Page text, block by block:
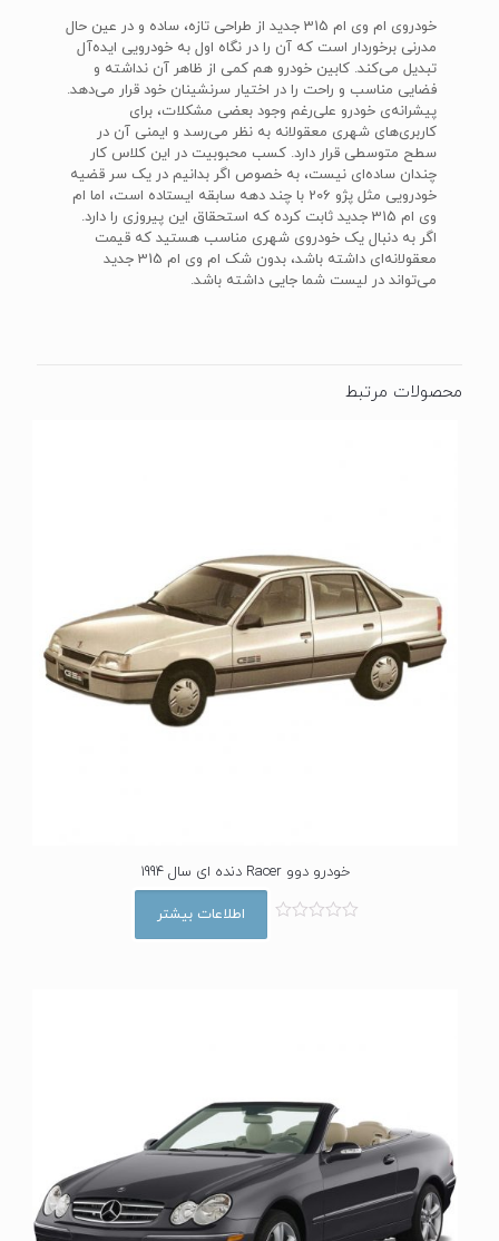
خودروی ام وی ام 315 جدید از طراحی تازه، ساده و در عین حال
مدرنی برخوردار است که آن را در نگاه اول به خودرویی ایده‌آل
تبدیل می‌کند. کابین خودرو هم کمی از ظاهر آن نداشته و
فضایی مناسب و راحت را در اختیار سرنشینان خود قرار می‌دهد.
پیشرانه‌ی خودرو علی‌رغم وجود بعضی مشکلات، برای
کاربری‌های شهری معقولانه به نظر می‌رسد و ایمنی آن در
سطح متوسطی قرار دارد. کسب محبوبیت در این کلاس کار
چندان ساده‌ای نیست، به خصوص اگر بدانیم در یک سر قضیه
خودرویی مثل پژو 206 با چند دهه سابقه ایستاده است، اما ام
وی ام 315 جدید ثابت کرده که استحقاق این پیروزی را دارد.
اگر به دنبال یک خودروی شهری مناسب هستید که قیمت
معقولانه‌ای داشته باشد، بدون شک ام وی ام 315 جدید
می‌تواند در لیست شما جایی داشته باشد.
محصولات مرتبط
خودرو دوو Racer دنده ای سال 1994
اطلاعات بیشتر